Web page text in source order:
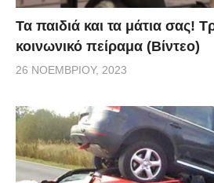
Τα παιδιά και τα μάτια σας!
κοινωνικό πείραμα (Βίντεο)
26 ΝΟΕΜΒΡΊΟΥ, 2023